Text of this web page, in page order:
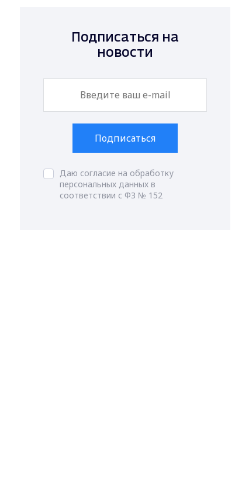
Подписаться на
новости
Подписаться
Даю согласие на обработку
персональных данных в
соответствии с ФЗ № 152